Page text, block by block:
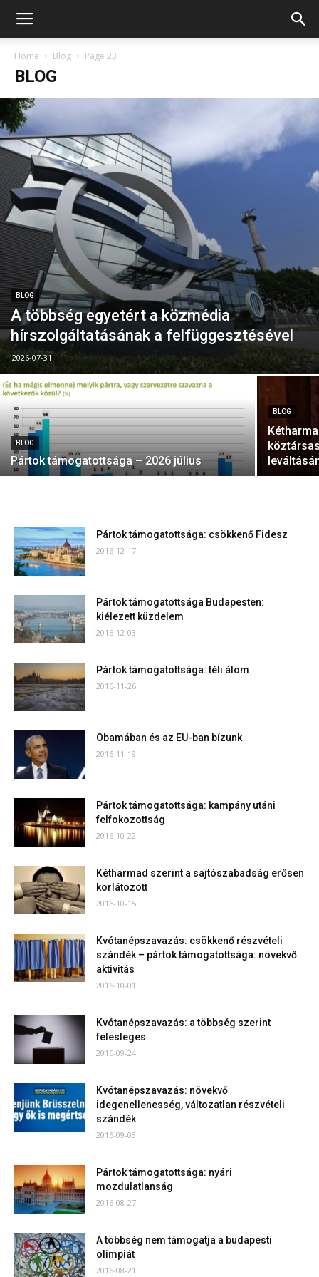
Home Blog Page 23
BLOG
BLOG
A többség egyetért a közmédia
hírszolgáltatásának a felfüggesztésével
2026-07-31
BLOG
Pártok támogatottsága – 2026 július
BLOG
Pártok támogatottsága: csökkenő Fidesz
2016-12-17
Pártok támogatottsága Budapesten:
kiélezett küzdelem
2016-12-03
Pártok támogatottsága: téli álom
2016-11-26
Obamában és az EU-ban bízunk
2016-11-19
Pártok támogatottsága: kampány utáni
felfokozottság
2016-10-22
Kétharmad szerint a sajtószabadság erősen
korlátozott
2016-10-15
Kvótanépszavazás: csökkenő részvételi
szándék – pártok támogatottsága: növekvő
aktivitás
2016-10-01
Kvótanépszavazás: a többség szerint
felesleges
2016-09-24
Kvótanépszavazás: növekvő
idegenellenesség, változatlan részvételi
szándék
2016-09-03
Pártok támogatottsága: nyári
mozdulatlanság
2016-08-27
A többség nem támogatja a budapesti
olimpiát
2016-08-21